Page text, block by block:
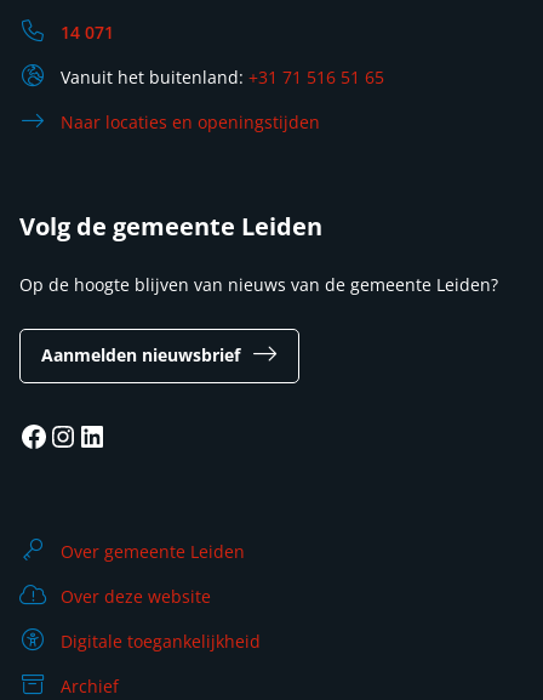
14 071
Vanuit het buitenland: +31 71 516 51 65
Naar locaties en openingstijden
Volg de gemeente Leiden
Op de hoogte blijven van nieuws van de gemeente Leiden?
Aanmelden nieuwsbrief
Facebook
Instagram
LinkedIn
Over gemeente Leiden
Over deze website
Digitale toegankelijkheid
Archief